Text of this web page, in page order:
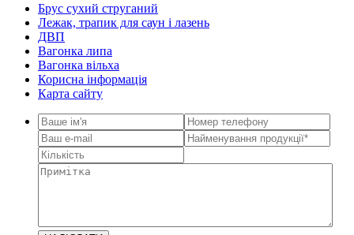
Брус сухий струганий
Лежак, трапик для саун і лазень
ДВП
Вагонка липа
Вагонка вільха
Корисна інформація
Карта сайту